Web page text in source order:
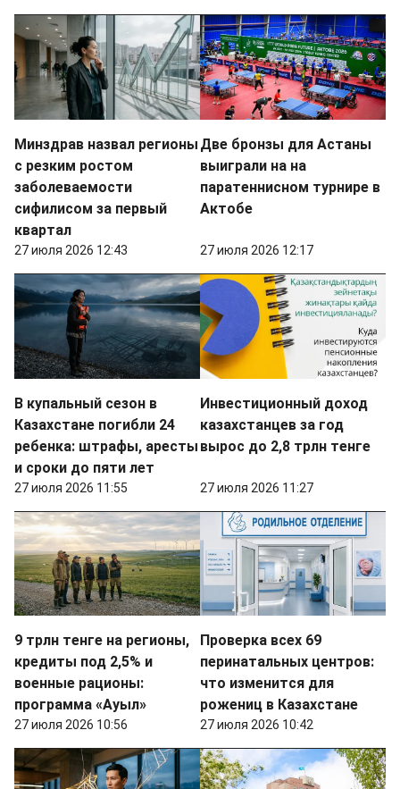
Минздрав назвал регионы
с резким ростом
заболеваемости
сифилисом за первый
квартал
27 июля 2026 12:43
Две бронзы для Астаны
выиграли на на
паратеннисном турнире в
Актобе
27 июля 2026 12:17
В купальный сезон в
Казахстане погибли 24
ребенка: штрафы, аресты
и сроки до пяти лет
27 июля 2026 11:55
Инвестиционный доход
казахстанцев за год
вырос до 2,8 трлн тенге
27 июля 2026 11:27
9 трлн тенге на регионы,
кредиты под 2,5% и
военные рационы:
программа «Ауыл»
27 июля 2026 10:56
Проверка всех 69
перинатальных центров:
что изменится для
рожениц в Казахстане
27 июля 2026 10:42